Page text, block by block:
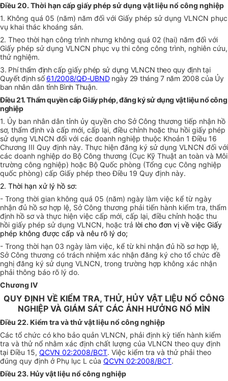
Điều 20. Thời hạn cấp giấy phép sử dụng vật liệu nổ công nghiệp
1. Không quá 05 (năm) năm đối với Giấy phép sử dụng VLNCN phục
vụ khai thác khoáng sản.
2. Theo thời hạn công trình nhưng không quá 02 (hai) năm đối với
Giấy phép sử dụng VLNCN phục vụ thi công công trình, nghiên cứu,
thử nghiệm.
3. Phí thẩm định cấp giấy phép sử dụng VLNCN theo quy định tại
Quyết định số61/2008/QĐ-UBNDngày 29 tháng 7 năm 2008 của Ủy
ban nhân dân tỉnh Bình Thuận.
Điều 21. Thẩm quyền cấp Giấy phép, đăng ký sử dụng vật liệu nổ công
nghiệp
1. Ủy ban nhân dân tỉnh ủy quyền cho Sở Công thương tiếp nhận hồ
sơ, thẩm định và cấp mới, cấp lại, điều chỉnh hoặc thu hồi giấy phép
sử dụng VLNCN đối với các doanh nghiệp thuộc Khoản 1 Điều 16
Chương III Quy định này. Thực hiện đăng ký sử dụng VLNCN đối với
các doanh nghiệp do Bộ Công thương (Cục Kỹ Thuật an toàn và Môi
trường công nghiệp) hoặc Bộ Quốc phòng (Tổng cục Công nghiệp
quốc phòng) cấp Giấy phép theo Điều 19 Quy định này.
2. Thời hạn xử lý hồ sơ:
- Trong thời gian không quá 05 (năm) ngày làm việc kể từ ngày
nhận đủ hồ sơ hợp lệ, Sở Công thương phải tiến hành kiểm tra, thẩm
định hồ sơ và thực hiện việc cấp mới, cấp lại, điều chỉnh hoặc thu
hồi giấy phép sử dụng VLNCN, hoặc trả lời cho đơn vị về việc Giấy
phép không được cấp và nêu rõ lý do;
- Trong thời hạn 03 ngày làm việc, kể từ khi nhận đủ hồ sơ hợp lệ,
Sở Công thương có trách nhiệm xác nhận đăng ký cho tổ chức đề
nghị đăng ký sử dụng VLNCN, trong trường hợp không xác nhận
phải thông báo rõ lý do.
Chương IV
QUY ĐỊNH VỀ KIỂM TRA, THỬ, HỦY VẬT LIỆU NỔ CÔNG
NGHIỆP VÀ GIÁM SÁT CÁC ẢNH HƯỞNG NỔ MÌN
Điều 22. Kiểm tra và thử vật liệu nổ công nghiệp
Các tổ chức có kho bảo quản VLNCN, phải định kỳ tiến hành kiểm
tra và thử nổ nhằm xác định chất lượng của VLNCN theo quy định
tại Điều 15, QCVN 02:2008/BCT. Việc kiểm tra và thử phải theo
đúng quy định ở Phụ lục L của QCVN 02:2008/BCT.
Điều 23. Hủy vật liệu nổ công nghiệp